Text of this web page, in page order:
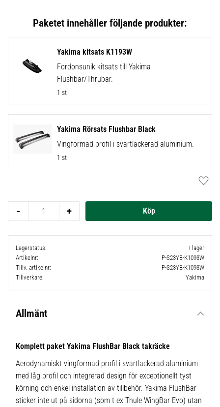
Yakima kitsats K1193W
Fordonsunik kitsats till Yakima
Flushbar/Thrubar.
1 st
Yakima Rörsats Flushbar Black
Vingformad profil i svartlackerad aluminium.
1 st
+
-
Lagerstatus
I lager
Artikelnr
P-S23YB-K1093W
Tillv. artikelnr
P-S23YB-K1093W
Tillverkare
Yakima
Allmänt
Komplett paket Yakima FlushBar Black takräcke
Aerodynamiskt vingformad profil i svartlackerad aluminium
med låg profil och integrerad design för exceptionellt tyst
körning och enkel installation av tillbehör. Yakima FlushBar
sticker inte ut på sidorna (som t ex Thule WingBar Evo) utan